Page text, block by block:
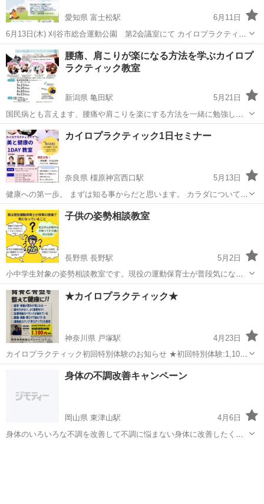
愛知県 富士松駅
6月11日
6月13日(木) 刈谷市総合運動公園 第2会議室にて カイロプラクティッ
クの施術体験と お仕事説明会を開催します！ 10時30分〜/14時〜/18時
30分〜 各回90分、定員各回4名です 事前予約制（当日でも可）、無料
です...
愛知 刈谷市 富士松駅 カイロ カイロプラクティック
腰痛、肩こりが楽になる方法を学ぶカイロプ
ラクティック教室
新潟県 亀田駅
5月21日
国民病とも言えます、腰痛や肩こりを楽にする方法を一緒に勉強しま
す。 会場は江南区亀田市民会館 開催日 ６月２０日（木） ６月２３日
（日） 時間 １０時〜１３時 受講料5,000円 特典 カイロプラクティッ
ク施術 550...
新潟 新潟市 亀田駅 カイロ カイロプラクティック
カイロプラクティック1日セミナー
奈良県 橿原神宮西口駅
5月13日
健康への第一歩。 まずは知る事からだと思います。 カラダについて学
び、ご自身のカラダに合ったやり方でセルフケアをしていく事が大切
だと思います。 当セミナーではカラダについて知る事ができ、セルフ
ケアのやり方も学べます。 さら...
奈良 橿原市 橿原神宮西口駅 カイロ
カイロプラクティック
子供の姿勢相談教室
長野県 長野駅
5月2日
小中学生対象の姿勢相談教室です。現役の運動保育士が普段気になっ
ているお子様の姿勢についてお伝えしたりアドバイスさせて頂きま
す。 姿勢はＡＩによる姿勢分析をもとに、リセット体操や運動でどう
改善するか体験して頂けます。
長野 長野市 長野駅 カイロ 姿勢
★カイロプラクティック★
神奈川県 戸塚駅
4月23日
カイロプラクティック初回特別体験のお知らせ ★初回特別体験:1,100
円(税込) すべての健康は背骨から‼️ 背骨と骨盤を整えて健康に。 ⬜︎猫
背・骨盤の歪みが気になる・・・ ⬜︎集中力がない、...
横浜市 戸塚駅 カイロ
身体の不調改善キャンペーン
岡山県 東津山駅
4月6日
身体のいろいろな不調を改善して不調に悩まない身体に改善したくな